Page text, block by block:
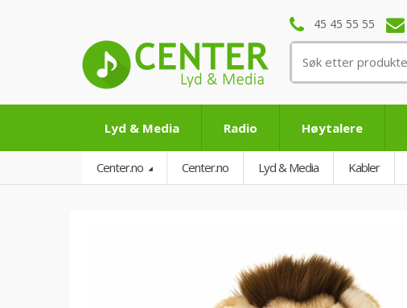
45 45 55 55
etter:
Lyd & Media Radio Høytalere
Center.no Center.no Lyd & Media Kabler